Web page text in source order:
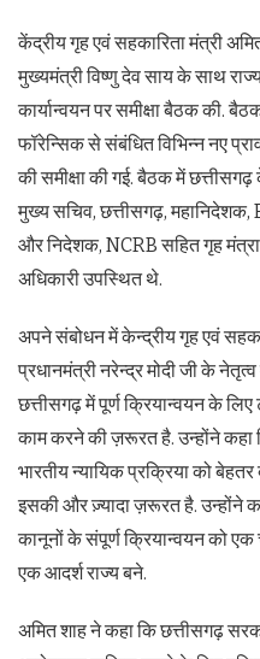
केंद्रीय गृह एवं सहकारिता मंत्री
मुख्यमंत्री विष्णु देव साय के साथ
कार्यान्वयन पर समीक्षा बैठक की.
फॉरेन्सिक से संबंधित विभिन्न नए
की समीक्षा की गई. बैठक में
मुख्य सचिव, छत्तीसगढ़,
और निदेशक, NCRB सहित गृह
अधिकारी उपस्थित थे.
अपने संबोधन में केन्द्रीय गृह एवं
प्रधानमंत्री नरेन्द्र मोदी जी के
छत्तीसगढ़ में पूर्ण क्रियान्वयन के
काम करने की ज़रूरत है. उन्होंने कहा
भारतीय न्यायिक प्रक्रिया को
इसकी और ज़्यादा ज़रूरत है. उन्होंने
कानूनों के संपूर्ण क्रियान्वयन को
एक आदर्श राज्य बने.
अमित शाह ने कहा कि छत्तीसगढ़